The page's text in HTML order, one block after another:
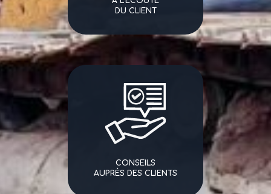
DU CLIENT
CONSEILS
AUPRÈS DES CLIENTS